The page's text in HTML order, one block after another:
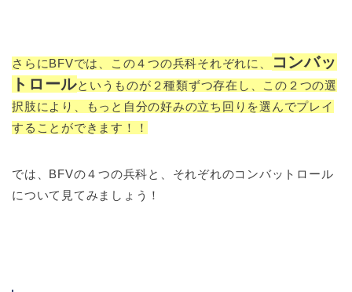
さらにBFVでは、この４つの兵科それぞれに、 コンバッ
トロールというものが２種類ずつ存在し、この２つの選
択肢により、もっと自分の好みの立ち回りを選んでプレイ
することができます！！
では、BFVの４つの兵科と、それぞれのコンバットロール
について見てみましょう！